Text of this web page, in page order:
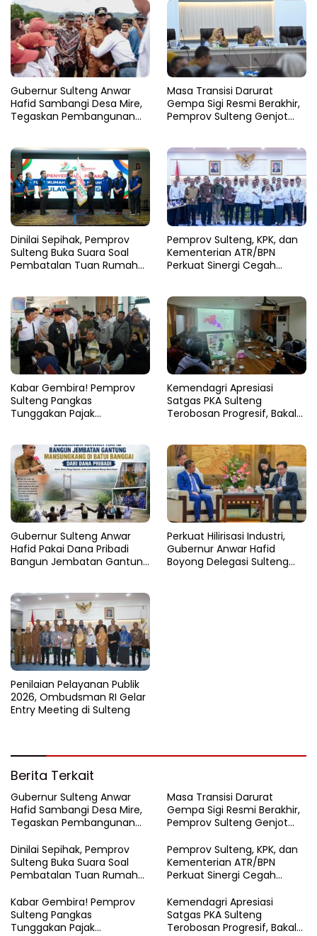
Gubernur Sulteng Anwar
Hafid Sambangi Desa Mire,
Tegaskan Pembangunan
Masa Transisi Darurat
Gempa Sigi Resmi Berakhir,
Pemprov Sulteng Genjot
Dinilai Sepihak, Pemprov
Sulteng Buka Suara Soal
Pembatalan Tuan Rumah
Pemprov Sulteng, KPK, dan
Kementerian ATR/BPN
Perkuat Sinergi Cegah
Kabar Gembira! Pemprov
Sulteng Pangkas
Tunggakan Pajak
Kemendagri Apresiasi
Satgas PKA Sulteng
Terobosan Progresif, Bakal
Gubernur Sulteng Anwar
Hafid Pakai Dana Pribadi
Bangun Jembatan Gantung
Perkuat Hilirisasi Industri,
Gubernur Anwar Hafid
Boyong Delegasi Sulteng
Penilaian Pelayanan Publik
2026, Ombudsman RI Gelar
Entry Meeting di Sulteng
Berita Terkait
Gubernur Sulteng Anwar
Hafid Sambangi Desa Mire,
Tegaskan Pembangunan
Touna
Masa Transisi Darurat
Gempa Sigi Resmi Berakhir,
Pemprov Sulteng Genjot
Dinilai Sepihak, Pemprov
Sulteng Buka Suara Soal
Pembatalan Tuan Rumah
Pemprov Sulteng, KPK, dan
Kementerian ATR/BPN
Perkuat Sinergi Cegah
Kabar Gembira! Pemprov
Sulteng Pangkas
Tunggakan Pajak
Kemendagri Apresiasi
Satgas PKA Sulteng
Terobosan Progresif, Bakal